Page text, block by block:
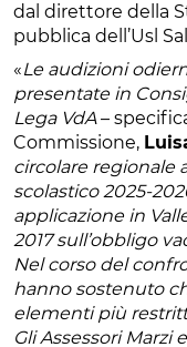
dal direttore della
pubblica dell’Usl
«Le audizioni
presentate in
Lega VdA–
Commissione,
circolare regionale
scolastico 2025-
applicazione in
2017 sull’obbligo
Nel corso del
hanno sostenuto
elementi più
Gli Assessori Marzi